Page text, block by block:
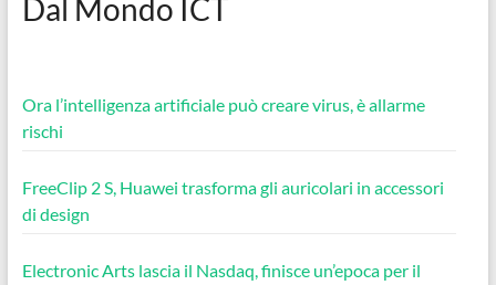
Dal Mondo ICT
Ora l’intelligenza artificiale può creare virus, è allarme
rischi
FreeClip 2 S, Huawei trasforma gli auricolari in accessori
di design
Electronic Arts lascia il Nasdaq, finisce un’epoca per il